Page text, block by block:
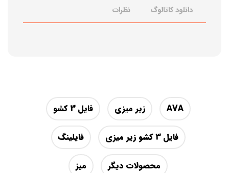
دانلود کاتالوگ نظرات
AVA زیر میزی فایل 3 کشو
فایل 3 کشو زیر میزی فایلینگ
محصولات دیگر میز